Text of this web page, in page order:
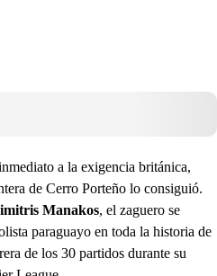
a la exigencia británica,
de Cerro Porteño lo consiguió.
Manakos, el zaguero se
paraguayo en toda la historia de
de los 30 partidos durante su